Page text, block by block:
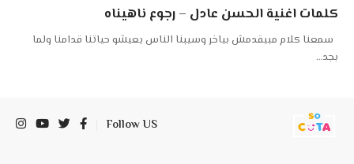
كلمات اغنية الحسن عادل – رجوع ناهيناه
سمعنا كلام مبيقدمش بياخر وسيبنا الناس يعيشو حياتنا قدامنا ولما
بجد…
Follow US